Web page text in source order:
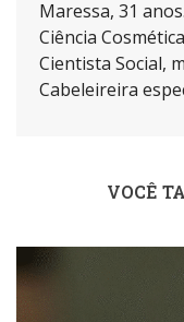
Maressa, 31
Ciência
Cientista Social,
Cabeleireira
VOCÊ